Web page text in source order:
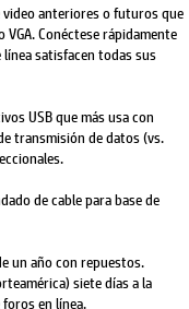
anteriores o futuros que
Conéctese rápidamente
satisfacen todas sus
USB que más usa con
transmisión de datos (vs.
de cable para base de
un año con repuestos.
siete días a la
en línea.